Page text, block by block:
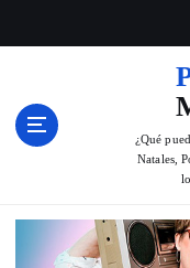
¿Qué
Natales,